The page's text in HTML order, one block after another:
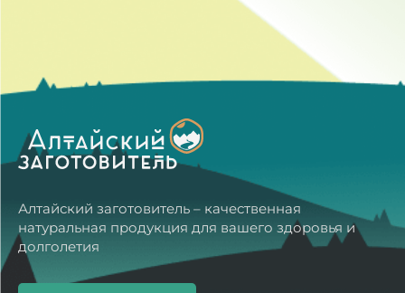
Алтайский заготовитель – качественная
натуральная продукция для вашего здоровья и
долголетия